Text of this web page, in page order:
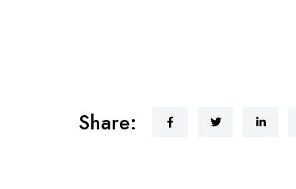
Share: